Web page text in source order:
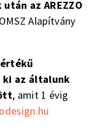
az AREZZO
Alapítvány
az általunk
, amit 1 évig